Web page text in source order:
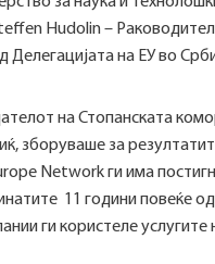
Hudolin –
Делегацијата на ЕУ во
на Стопанската
зборуваше за
Network ги има
11 години повеќе
ги користеле